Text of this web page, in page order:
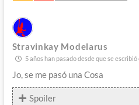
Stravinkay Modelarus
5 años han pasado desde que se escribió
Jo, se me pasó una Cosa
Spoiler